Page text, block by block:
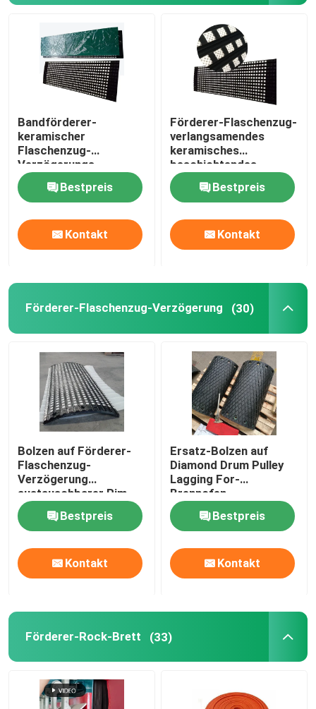
Bandförderer-
keramischer
Flaschenzug-
Verzögerungs-
Trommel-Flaschenzug-
Gummiverzögerung
Bestpreis
Kontakt
Förderer-Flaschenzug-
verlangsamendes
keramisches
beschichtendes
Gummiblatt mit KN-
Klebeschicht
Bestpreis
Kontakt
Förderer-Flaschenzug-Verzögerung (30)
Bolzen auf Förderer-
Flaschenzug-
Verzögerung
austauschbarer Rim
Ceramic Rubber Pulley
LaggingBestpreis
Kontakt
Ersatz-Bolzen auf
Diamond Drum Pulley
Lagging For-
Brennofen-
Futtereimer-Aufzug
Bestpreis
Kontakt
Förderer-Rock-Brett (33)